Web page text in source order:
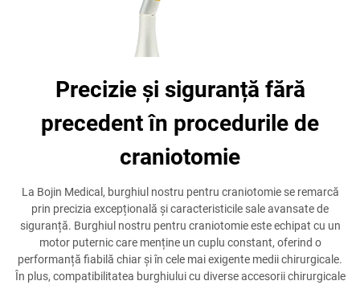
Precizie și siguranță fără
precedent în procedurile de
craniotomie
La Bojin Medical, burghiul nostru pentru craniotomie se remarcă
prin precizia excepțională și caracteristicile sale avansate de
siguranță. Burghiul nostru pentru craniotomie este echipat cu un
motor puternic care menține un cuplu constant, oferind o
performanță fiabilă chiar și în cele mai exigente medii chirurgicale.
În plus, compatibilitatea burghiului cu diverse accesorii chirurgicale